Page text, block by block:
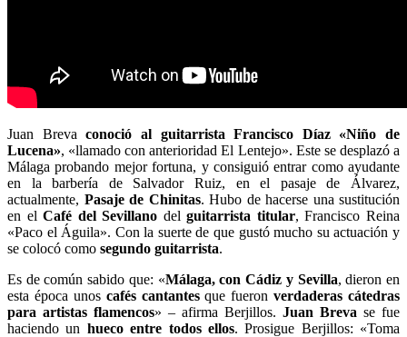
Juan Brevaconoció al guitarrista Francisco Díaz «Niño de
Lucena», «llamado con anterioridad El Lentejo». Este se desplazó a
Málaga probando mejor fortuna, y consiguió entrar como ayudante
en la barbería de Salvador Ruiz, en el pasaje de Álvarez,
actualmente, Pasaje de Chinitas. Hubo de hacerse una sustitución
en elCafé del Sevillano delguitarrista titular, Francisco Reina
«Paco el Águila». Con la suerte de que gustó mucho su actuación y
se colocó como segundo guitarrista.
Es de común sabido que: «Málaga, con Cádiz y Sevilla, dieron en
esta época unos cafés cantantesque fueronverdaderas cátedras
para artistas flamencos» – afirma Berjillos. Juan Breva se fue
haciendo un hueco entre todos ellos. Prosigue Berjillos: «Toma